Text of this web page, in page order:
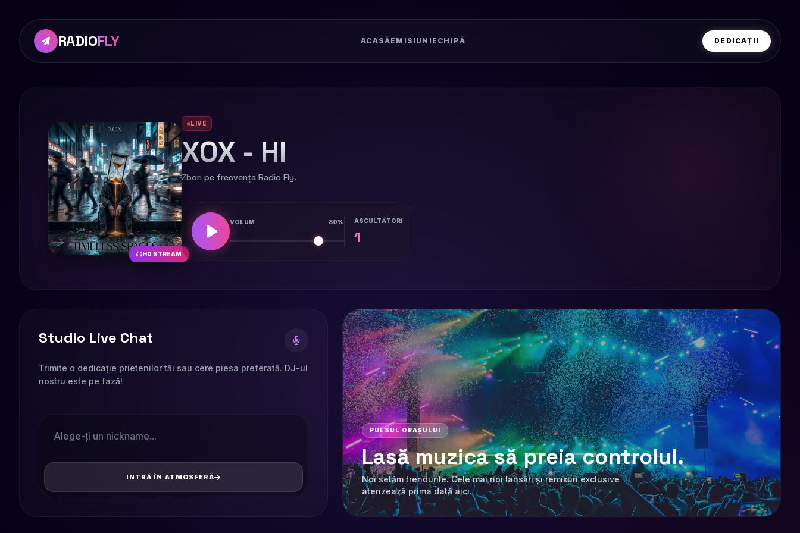
RADIOFLY ACASĂEMISIUNI ECHIPĂ DEDICAȚII
HD STREAM
LIVE
XOX - HI
Zbori pe frecvența Radio Fly.
VOLUM 80% ASCULTĂTORI
1
Studio Live Chat
Trimite o dedicație prietenilor tăi sau cere piesa preferată. DJ-ul
nostru este pe fază!
INTRĂ ÎN ATMOSFERĂ
PULSUL ORAȘULUI
Lasă muzica să preia controlul.
Noi setăm trendurile. Cele mai noi lansări și remixuri exclusive
aterizează prima dată aici.